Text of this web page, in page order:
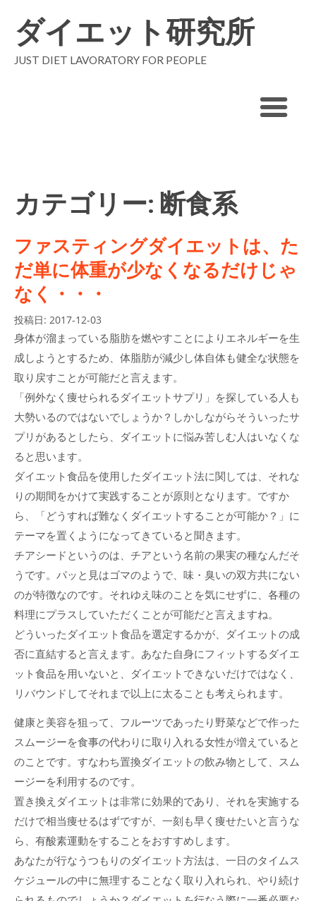
ダイエット研究所
JUST DIET LAVORATORY FOR PEOPLE
カテゴリー: 断食系
ファスティングダイエットは、た
だ単に体重が少なくなるだけじゃ
なく・・・
投稿日: 2017-12-03
身体が溜まっている脂肪を燃やすことによりエネルギーを生
成しようとするため、体脂肪が減少し体自体も健全な状態を
取り戻すことが可能だと言えます。
「例外なく痩せられるダイエットサプリ」を探している人も
大勢いるのではないでしょうか？しかしながらそういったサ
プリがあるとしたら、ダイエットに悩み苦しむ人はいなくな
ると思います。
ダイエット食品を使用したダイエット法に関しては、それな
りの期間をかけて実践することが原則となります。ですか
ら、「どうすれば難なくダイエットすることが可能か？」に
テーマを置くようになってきていると聞きます。
チアシードというのは、チアという名前の果実の種なんだそ
うです。パッと見はゴマのようで、味・臭いの双方共にない
のが特徴なのです。それゆえ味のことを気にせずに、各種の
料理にプラスしていただくことが可能だと言えますね。
どういったダイエット食品を選定するかが、ダイエットの成
否に直結すると言えます。あなた自身にフィットするダイエ
ット食品を用いないと、ダイエットできないだけではなく、
リバウンドしてそれまで以上に太ることも考えられます。
健康と美容を狙って、フルーツであったり野菜などで作った
スムージーを食事の代わりに取り入れる女性が増えていると
のことです。すなわち置換ダイエットの飲み物として、スム
ージーを利用するのです。
置き換えダイエットは非常に効果的であり、それを実施する
だけで相当痩せるはずですが、一刻も早く痩せたいと言うな
ら、有酸素運動をすることをおすすめします。
あなたが行なうつもりのダイエット方法は、一日のタイムス
ケジュールの中に無理することなく取り入れられ、やり続け